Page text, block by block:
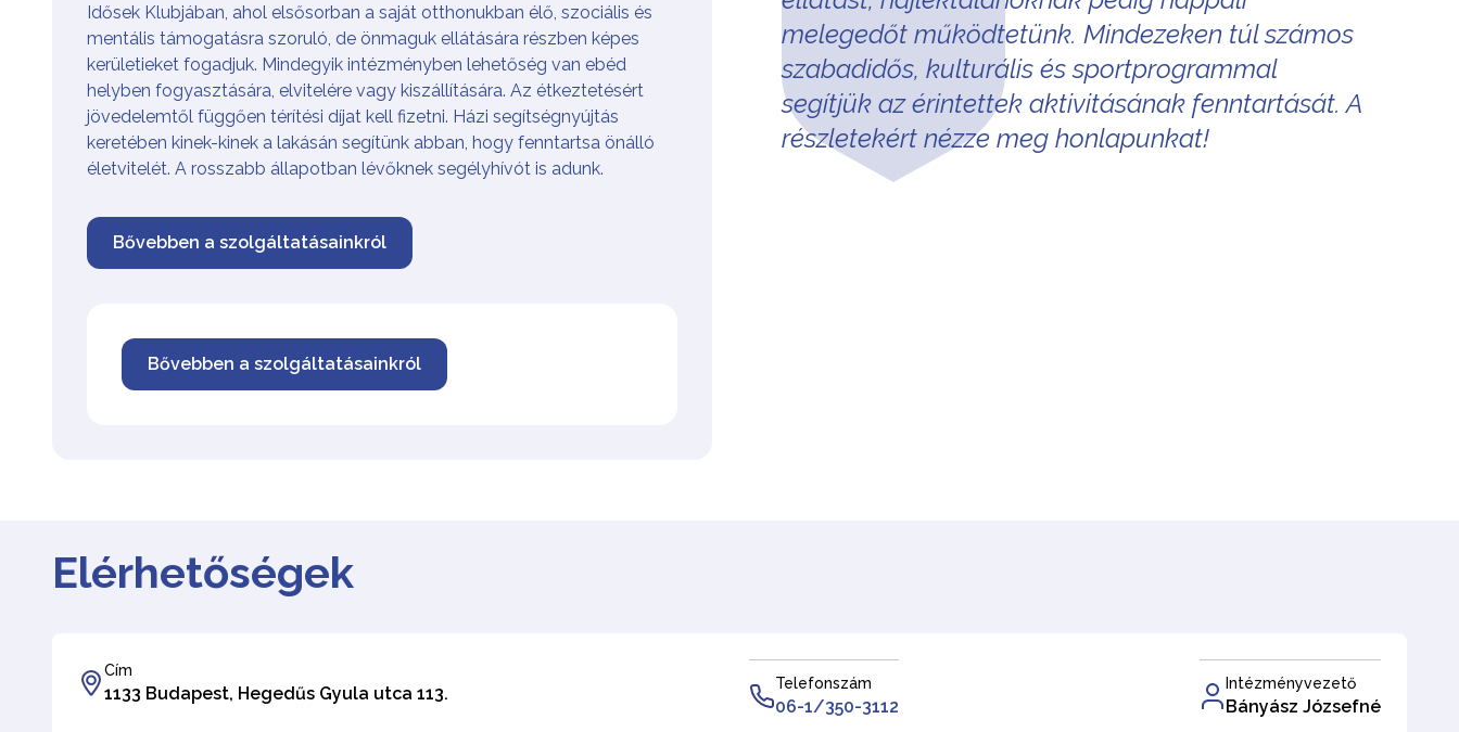
Idősek Klubjában, ahol elsősorban a saját otthonukban élő, szociális és
mentális támogatásra szoruló, de önmaguk ellátására részben képes
kerületieket fogadjuk. Mindegyik intézményben lehetőség van ebéd
helyben fogyasztására, elvitelére vagy kiszállítására. Az étkeztetésért
jövedelemtől függően térítési díjat kell fizetni. Házi segítségnyújtás
keretében kinek-kinek a lakásán segítünk abban, hogy fenntartsa önálló
életvitelét. A rosszabb állapotban lévőknek segélyhívót is adunk.
Bővebben a szolgáltatásainkról
Bővebben a szolgáltatásainkról
melegedőt működtetünk. Mindezeken túl számos
szabadidős, kulturális és sportprogrammal
segítjük az érintettek aktivitásának fenntartását. A
részletekért nézze meg honlapunkat!
Elérhetőségek
Cím
1133 Budapest, Hegedűs Gyula utca 113. Telefonszám
06-1/350-3112
Intézményvezető
Bányász Józsefné